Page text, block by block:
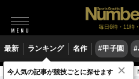
毎日6時・11時
最新 ランキング 名作 #甲子園
有料記事 出典元雑誌（2005年発売）
今人気の記事が競技ごとに探せます ×